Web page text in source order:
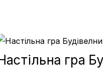
гра